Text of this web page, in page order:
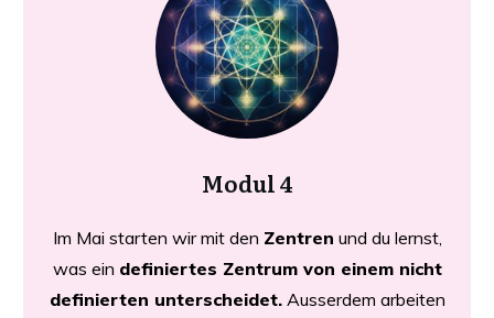
Modul 4
Im Mai starten wir mit den Zentren und du lernst,
was ein definiertes Zentrum von einem nicht
definierten unterscheidet.Ausserdem arbeiten